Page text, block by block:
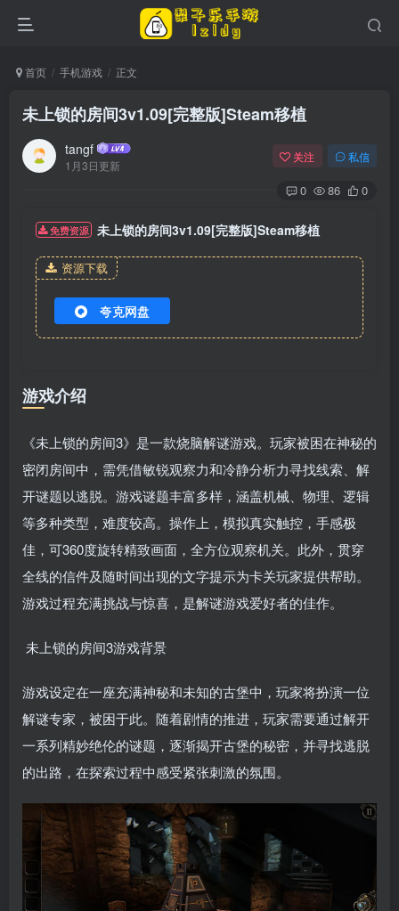
首页 手机游戏 正文
未上锁的房间3v1.09[完整版]Steam移植
tangf
1月3日更新
关注 私信
0 86 0
免费资源 未上锁的房间3v1.09[完整版]Steam移植
资源下载
夸克网盘
游戏介绍
《未上锁的房间3》是一款烧脑解谜游戏。玩家被困在神秘的
密闭房间中，需凭借敏锐观察力和冷静分析力寻找线索、解
开谜题以逃脱。游戏谜题丰富多样，涵盖机械、物理、逻辑
等多种类型，难度较高。操作上，模拟真实触控，手感极
佳，可360度旋转精致画面，全方位观察机关。此外，贯穿
全线的信件及随时间出现的文字提示为卡关玩家提供帮助。
游戏过程充满挑战与惊喜，是解谜游戏爱好者的佳作。
未上锁的房间3游戏背景
游戏设定在一座充满神秘和未知的古堡中，玩家将扮演一位
解谜专家，被困于此。随着剧情的推进，玩家需要通过解开
一系列精妙绝伦的谜题，逐渐揭开古堡的秘密，并寻找逃脱
的出路，在探索过程中感受紧张刺激的氛围。